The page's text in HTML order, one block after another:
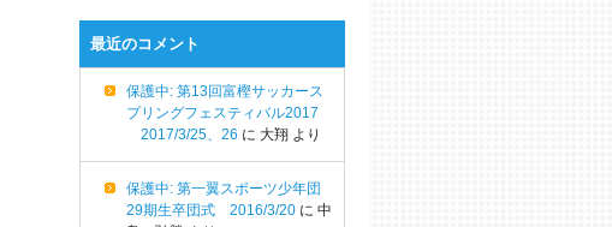
最近のコメント
保護中: 第13回富樫サッカース
プリングフェスティバル2017
2017/3/25、26 に 大翔 より
保護中: 第一翼スポーツ少年団
29期生卒団式 2016/3/20 に 中